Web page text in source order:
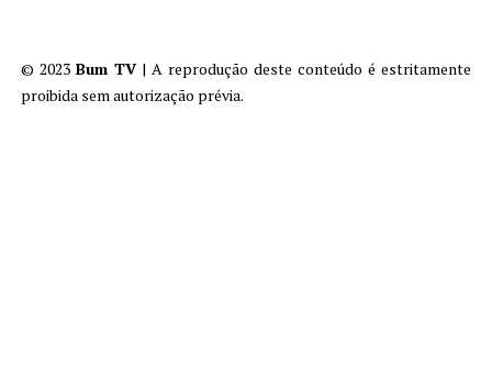
© 2023 Bum TV| A reprodução deste conteúdo é estritamente
proibida sem autorização prévia.